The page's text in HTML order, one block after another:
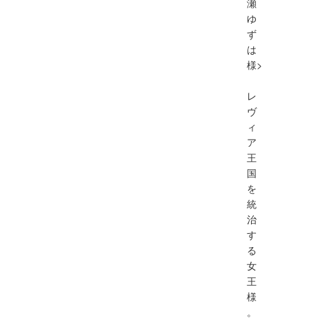
ゆ
ず
は
様>
レ
ヴ
ィ
ア
王
国
を
統
治
す
る
女
王
様
。